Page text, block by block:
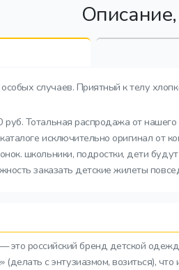
случаев. Приятный к телу
Тотальная распродажа от
исключительно оригинал
школьники, подростки, дети
заказать детские жилеты
это российский бренд детской
(делать с энтузиазмом, возиться),